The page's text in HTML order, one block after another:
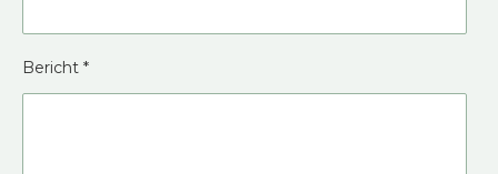
Bericht *